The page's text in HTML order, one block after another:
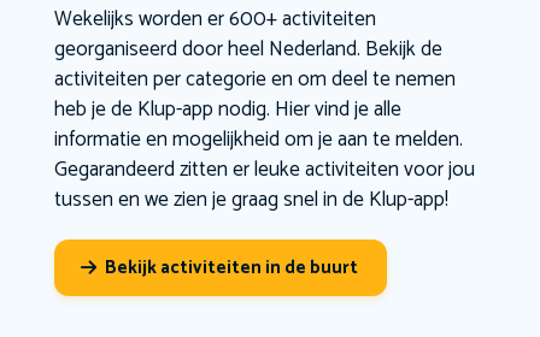
Wekelijks worden er 600+ activiteiten
georganiseerd door heel Nederland. Bekijk de
activiteiten per categorie en om deel te nemen
heb je de Klup-app nodig. Hier vind je alle
informatie en mogelijkheid om je aan te melden.
Gegarandeerd zitten er leuke activiteiten voor jou
tussen en we zien je graag snel in de Klup-app!
Bekijk activiteiten in de buurt